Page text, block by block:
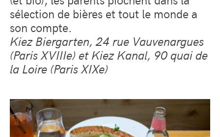
sélection de bières et tout le monde a
son compte.
KiezBiergarten, 24 rue Vauvenargues
(Paris XVIIIe) et Kiez Kanal, 90 quai de
la Loire (Paris XIXe)